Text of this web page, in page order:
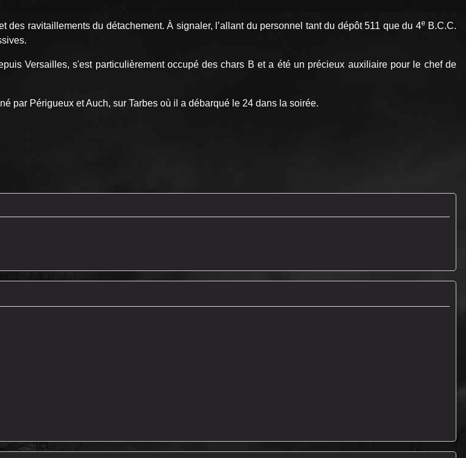
des ravitaillements du détachement. À signaler, l’allant du personnel tant du dépôt 511 que du 4eB.C.C.
Versailles, s'est particulièrement occupé des chars B et a été un précieux auxiliaire pour le chef de
par Périgueux et Auch, sur Tarbes où il a débarqué le 24 dans la soirée.